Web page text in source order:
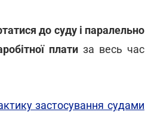
до суду і паралельно
платиза весь час
застосування судами